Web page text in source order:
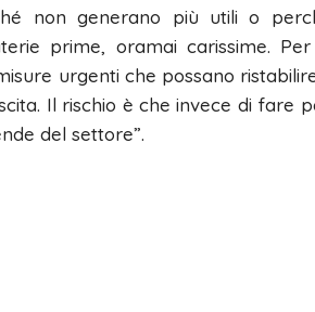
non generano più utili o
prime, oramai carissime.
urgenti che possano
Il rischio è che invece di fare
del settore”.